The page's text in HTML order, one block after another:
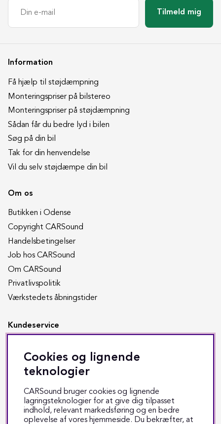
Tilmeld mig
Information
Få hjælp til støjdæmpning
Monteringspriser på bilstereo
Monteringspriser på støjdæmpning
Sådan får du bedre lyd i bilen
Søg på din bil
Tak for din henvendelse
Vil du selv støjdæmpe din bil
Om os
Butikken i Odense
Copyright CARSound
Handelsbetingelser
Job hos CARSound
Om CARSound
Privatlivspolitik
Værkstedets åbningstider
Kundeservice
Reparation
Fragt & levering
Track & trace
Kontakt os
Cookies og lignende
teknologier
CARSound bruger cookies og lignende
lagringsteknologier for at give dig tilpasset
indhold, relevant markedsføring og en bedre
oplevelse af vores hjemmeside. Du bekræfter, at